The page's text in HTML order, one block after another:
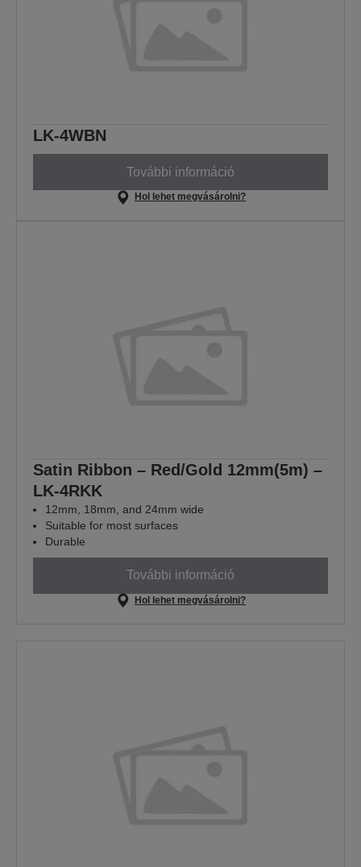
LK-4WBN
További információ
Hol lehet megvásárolni?
Satin Ribbon – Red/Gold 12mm(5m) –
LK-4RKK
12mm, 18mm, and 24mm wide
Suitable for most surfaces
Durable
További információ
Hol lehet megvásárolni?